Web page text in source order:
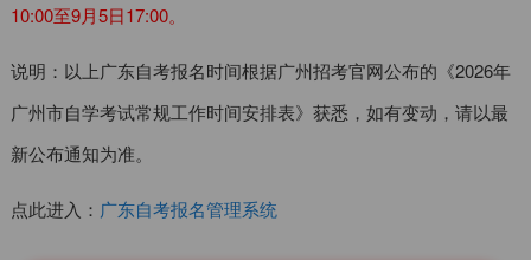
10:00至9月5日17:00。
说明：以上广东自考报名时间根据广州招考官网公布的《2026年
广州市自学考试常规工作时间安排表》获悉，如有变动，请以最
新公布通知为准。
点此进入： 广东自考报名管理系统